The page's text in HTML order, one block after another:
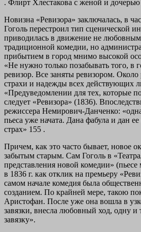
. Флирт Хлестакова с женой и
Новизна «Ревизора» заключалась, в
Гоголь перестроил тип сценической
приводилась в движение не
традиционной комедии, но
прибытием в город мнимо высокой
«Не нужно только позабывать того, в
ревизор. Все заняты ревизором. Около
страхи и надежды всех действующих
«Предуведомлении для тех, которые
следует «Ревизора» (1836).
режиссера Немирович‑Данченко:
пьеса уже начата. Дана фабула и дан
страх» 155 .
Причем, как это часто бывает, новое
забытым старым. Сам Гоголь в
представления новой комедии»
в 1836 г. как отклик на премьеру
самом начале комедия была
созданием. По крайней мере, такою
Аристофан. После уже она вошла в
завязки, внесла любовный ход, одну
завязку».